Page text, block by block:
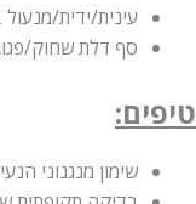
עינית/ידית/
סף דלת שחוק/
טיפים:
שימון מנגנוני